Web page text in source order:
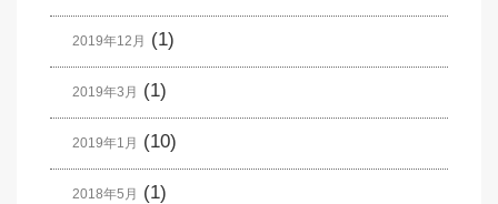
2019年12月 (1)
2019年3月 (1)
2019年1月 (10)
2018年5月 (1)